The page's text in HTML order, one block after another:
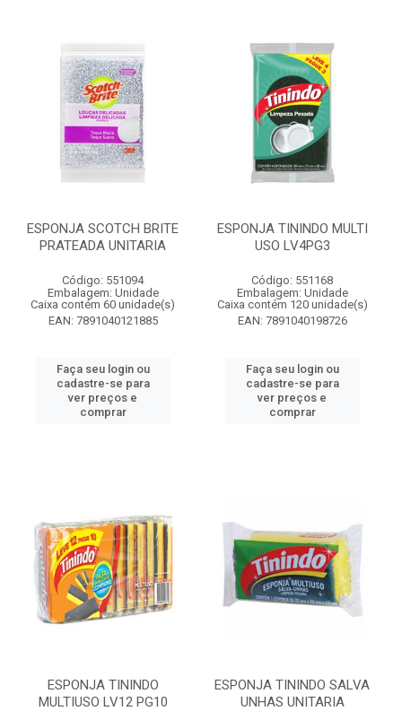
ESPONJA SCOTCH BRITE
PRATEADA UNITARIA
Código: 551094
Embalagem: Unidade
Caixa contém 60 unidade(s)
EAN: 7891040121885
Faça seu login ou
cadastre-se para
ver preços e
comprar
ESPONJA TININDO MULTI
USO LV4PG3
Código: 551168
Embalagem: Unidade
Caixa contém 120 unidade(s)
EAN: 7891040198726
Faça seu login ou
cadastre-se para
ver preços e
comprar
ESPONJA TININDO
MULTIUSO LV12 PG10
ESPONJA TININDO SALVA
UNHAS UNITARIA